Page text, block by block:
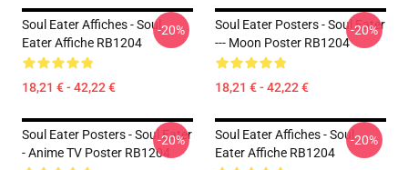
Soul Eater Affiches - Soul
Eater Affiche RB1204
18,21 € - 42,22 €
-20%
Soul Eater Posters - Soul Eater
--- Moon Poster RB1204
18,21 € - 42,22 €
-20%
Soul Eater Posters - Soul Eater
- Anime TV Poster RB1204
-20%
Soul Eater Affiches - Soul
Eater Affiche RB1204
-20%